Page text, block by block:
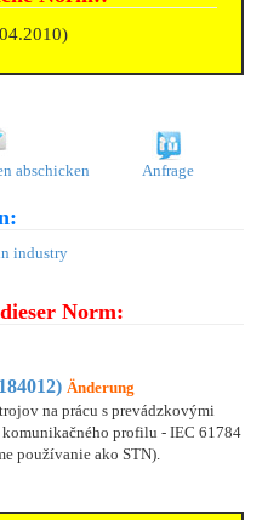
abschicken Anfrage
industry
Norm:
Änderung
na prácu s prevádzkovými
profilu - IEC 61784
používanie ako STN).